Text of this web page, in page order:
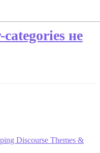
не
Discourse Themes &